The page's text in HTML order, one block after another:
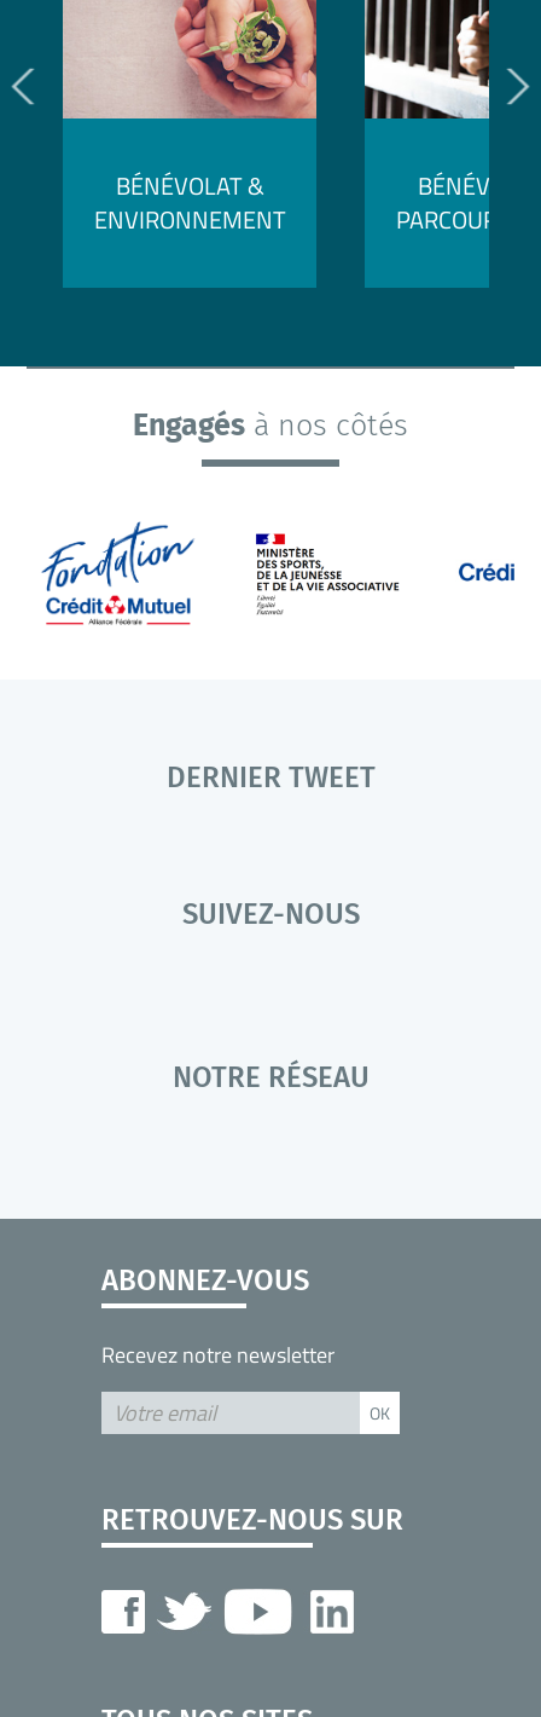
BÉNÉVOLAT &
ENVIRONNEMENT
PARCOURS
Engagés à nos côtés
DERNIER TWEET
SUIVEZ-NOUS
NOTRE RÉSEAU
ABONNEZ-VOUS
Recevez notre newsletter
RETROUVEZ-NOUS SUR